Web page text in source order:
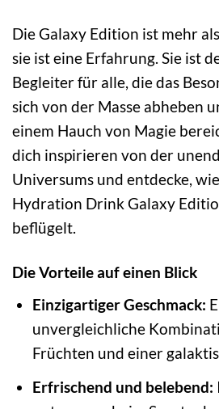
Die Galaxy Edition ist mehr
sie ist eine Erfahrung. Sie ist
Begleiter für alle, die das
sich von der Masse abheben
einem Hauch von Magie
dich inspirieren von der
Universums und entdecke,
Hydration Drink Galaxy
beflügelt.
Die Vorteile auf einen Blick
Einzigartiger Geschmack:
unvergleichliche
Früchten und einer
Erfrischend und belebend: